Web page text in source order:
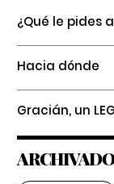
¿Qué le pides
Hacia dónde
Gracián, un